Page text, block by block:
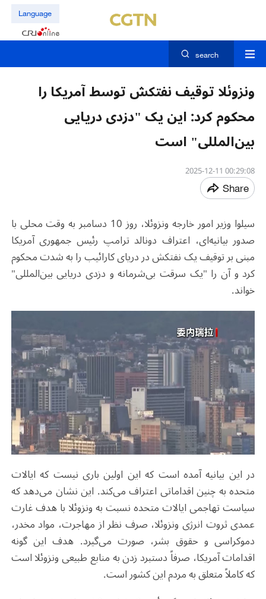
Language
search
ونزوئلا توقیف نفتکش توسط آمریکا را
محکوم کرد: این یک "دزدی دریایی
بین‌المللی" است
00:29:08 2025-12-11
Share
سیلوا وزیر امور خارجه ونزوئلا، روز 10 دسامبر به وقت محلی با
صدور بیانیه‌ای، اعتراف دونالد ترامپ رئیس جمهوری آمریکا
مبنی بر توقیف یک نفتکش در دریای کارائیب را به شدت محکوم
کرد و آن را "یک سرقت بی‌شرمانه و دزدی دریایی بین‌المللی"
خواند.
در این بیانیه آمده است که این اولین باری نیست که ایالات
متحده به چنین اقداماتی اعتراف می‌کند. این نشان می‌دهد که
سیاست تهاجمی ایالات متحده نسبت به ونزوئلا با هدف غارت
عمدی ثروت انرژی ونزوئلا، صرف نظر از مهاجرت، مواد مخدر،
دموکراسی و حقوق بشر، صورت می‌گیرد. هدف این گونه
اقدامات آمریکا، صرفاً دستبرد زدن به منابع طبیعی ونزوئلا است
که کاملاً متعلق به مردم این کشور است.